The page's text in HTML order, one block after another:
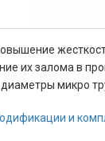
их залома в
микро
и